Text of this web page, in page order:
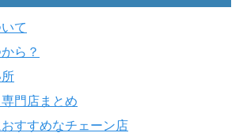
て
ら？
門店まとめ
すすめなチェーン店